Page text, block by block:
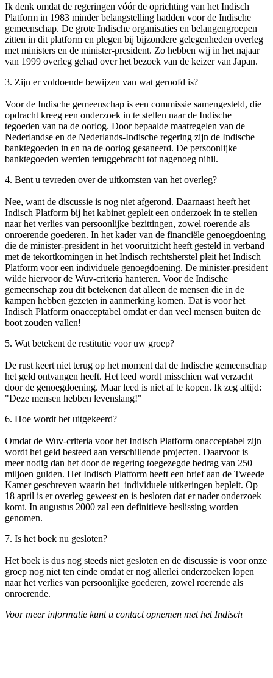
Ik denk omdat de regeringen vóór de oprichting van het Indisch
Platform in 1983 minder belangstelling hadden voor de Indische
gemeenschap. De grote Indische organisaties en belangengroepen
zitten in dit platform en plegen bij bijzondere gelegenheden overleg
met ministers en de minister-president. Zo hebben wij in het najaar
van 1999 overleg gehad over het bezoek van de keizer van Japan.
3. Zijn er voldoende bewijzen van wat geroofd is?
Voor de Indische gemeenschap is een commissie samengesteld, die
opdracht kreeg een onderzoek in te stellen naar de Indische
tegoeden van na de oorlog. Door bepaalde maatregelen van de
Nederlandse en de Nederlands-Indische regering zijn de Indische
banktegoeden in en na de oorlog gesaneerd. De persoonlijke
banktegoeden werden teruggebracht tot nagenoeg nihil.
4. Bent u tevreden over de uitkomsten van het overleg?
Nee, want de discussie is nog niet afgerond. Daarnaast heeft het
Indisch Platform bij het kabinet gepleit een onderzoek in te stellen
naar het verlies van persoonlijke bezittingen, zowel roerende als
onroerende goederen. In het kader van de financiële genoegdoening
die de minister-president in het vooruitzicht heeft gesteld in verband
met de tekortkomingen in het Indisch rechtsherstel pleit het Indisch
Platform voor een individuele genoegdoening. De minister-president
wilde hiervoor de Wuv-criteria hanteren. Voor de Indische
gemeenschap zou dit betekenen dat alleen de mensen die in de
kampen hebben gezeten in aanmerking komen. Dat is voor het
Indisch Platform onacceptabel omdat er dan veel mensen buiten de
boot zouden vallen!
5. Wat betekent de restitutie voor uw groep?
De rust keert niet terug op het moment dat de Indische gemeenschap
het geld ontvangen heeft. Het leed wordt misschien wat verzacht
door de genoegdoening. Maar leed is niet af te kopen. Ik zeg altijd:
"Deze mensen hebben levenslang!"
6. Hoe wordt het uitgekeerd?
Omdat de Wuv-criteria voor het Indisch Platform onacceptabel zijn
wordt het geld besteed aan verschillende projecten. Daarvoor is
meer nodig dan het door de regering toegezegde bedrag van 250
miljoen gulden. Het Indisch Platform heeft een brief aan de Tweede
Kamer geschreven waarin het individuele uitkeringen bepleit. Op
18 april is er overleg geweest en is besloten dat er nader onderzoek
komt. In augustus 2000 zal een definitieve beslissing worden
genomen.
7. Is het boek nu gesloten?
Het boek is dus nog steeds niet gesloten en de discussie is voor onze
groep nog niet ten einde omdat er nog allerlei onderzoeken lopen
naar het verlies van persoonlijke goederen, zowel roerende als
onroerende.
Voor meer informatie kunt u contact opnemen met het Indisch